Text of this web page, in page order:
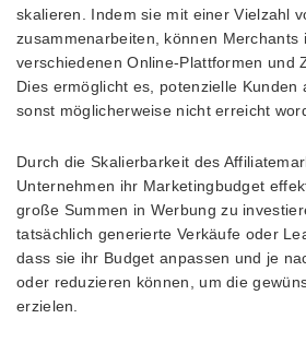
skalieren. Indem sie mit einer Vielzahl
zusammenarbeiten, können Merchants
verschiedenen Online-Plattformen und
Dies ermöglicht es, potenzielle Kunden
sonst möglicherweise nicht erreicht
Durch die Skalierbarkeit des
Unternehmen ihr Marketingbudget
große Summen in Werbung zu
tatsächlich generierte Verkäufe oder
dass sie ihr Budget anpassen und je
oder reduzieren können, um die
erzielen.